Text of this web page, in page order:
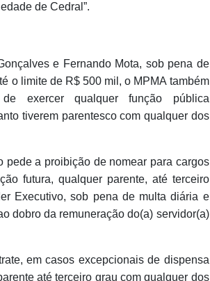
de Cedral”.
e Fernando Mota, sob pena de
o limite de R$ 500 mil, o MPMA também
exercer qualquer função pública
tiverem parentesco com qualquer dos
a proibição de nomear para cargos
futura, qualquer parente, até terceiro
Executivo, sob pena de multa diária e
dobro da remuneração do(a) servidor(a)
em casos excepcionais de dispensa
até terceiro grau com qualquer dos